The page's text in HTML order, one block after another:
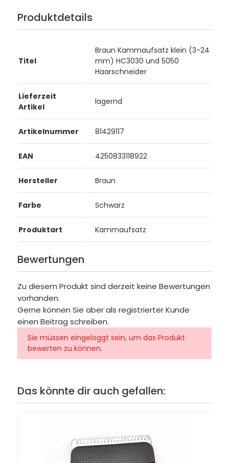
Produktdetails
Titel
Braun Kammaufsatz klein (3-24
mm) HC3030 und 5050
Haarschneider
Lieferzeit
Artikel
lagernd
Artikelnummer 81429117
EAN 4250833118922
Hersteller Braun
Farbe Schwarz
Produktart Kammaufsatz
Bewertungen
Zu diesem Produkt sind derzeit keine Bewertungen
vorhanden.
Gerne können Sie aber als registrierter Kunde
einen Beitrag schreiben.
Sie müssen eingeloggt sein, um das Produkt
bewerten zu können.
Das könnte dir auch gefallen: